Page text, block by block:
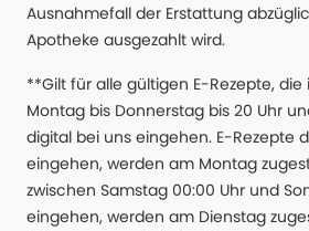
Ausnahmefall der Erstattung
Apotheke ausgezahlt wird.
**Gilt für alle gültigen E-Rezepte,
Montag bis Donnerstag bis 20 Uhr
digital bei uns eingehen. E-Rezepte
eingehen, werden am Montag
zwischen Samstag 00:00 Uhr und
eingehen, werden am Dienstag